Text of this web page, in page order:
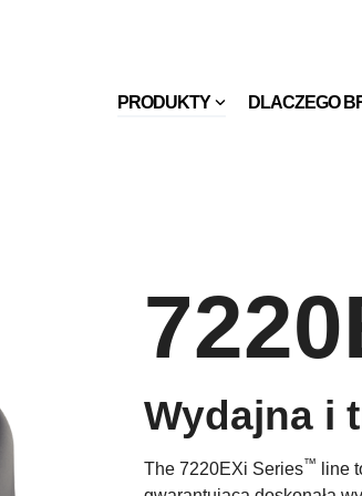
PRODUKTY DLACZEGO
Wydajna i
The 7220EXi Series™
line